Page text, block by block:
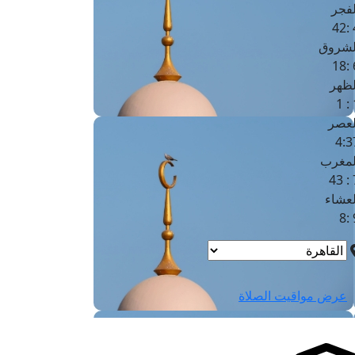
عرض مواقيت الصلاة